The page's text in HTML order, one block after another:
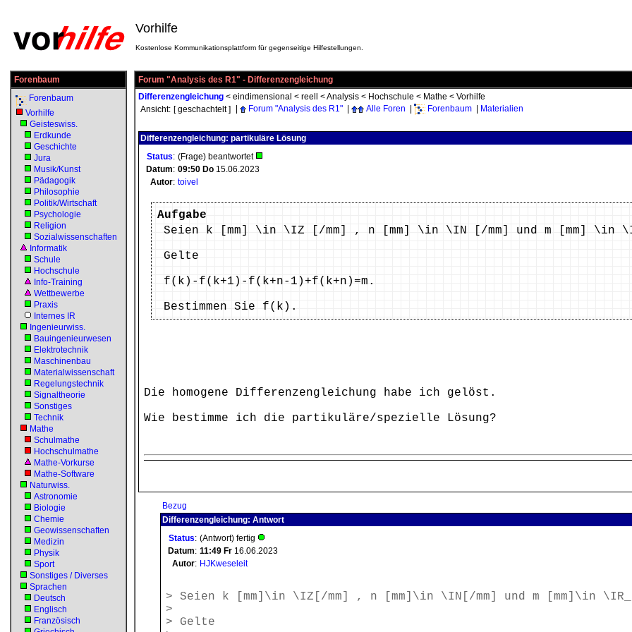
Vorhilfe
Kostenlose Kommunikationsplattform für gegenseitige Hilfestellungen.
Forenbaum
Forenbaum
Vorhilfe
Geisteswiss.
Erdkunde
Geschichte
Jura
Musik/Kunst
Pädagogik
Philosophie
Politik/Wirtschaft
Psychologie
Religion
Sozialwissenschaften
Informatik
Schule
Hochschule
Info-Training
Wettbewerbe
Praxis
Internes IR
Ingenieurwiss.
Bauingenieurwesen
Elektrotechnik
Maschinenbau
Materialwissenschaft
Regelungstechnik
Signaltheorie
Sonstiges
Technik
Mathe
Schulmathe
Hochschulmathe
Mathe-Vorkurse
Mathe-Software
Naturwiss.
Astronomie
Biologie
Chemie
Geowissenschaften
Medizin
Physik
Sport
Sonstiges / Diverses
Sprachen
Deutsch
Englisch
Französisch
Forum "Analysis des R1" - Differenzengleichung
Differenzengleichung < eindimensional < reell <Analysis < Hochschule < Mathe < Vorhilfe
Ansicht: [ geschachtelt ] Forum "Analysis des R1" Alle Foren Forenbaum Materialien
Differenzengleichung: partikuläre Lösung
Status: (Frage) beantwortet
Datum: 09:50 Do 15.06.2023
Autor: toivel
Aufgabe
Seien k [mm] \in \IZ [/mm] , n [mm] \in \IN [/mm] und m [mm] \in
Gelte
f(k)-f(k+1)-f(k+n-1)+f(k+n)=m.
Bestimmen Sie f(k).
Die homogene Differenzengleichung habe ich gelöst.
Wie bestimme ich die partikuläre/spezielle Lösung?
Bezug
Differenzengleichung: Antwort
Status: (Antwort) fertig
Datum: 11:49 Fr 16.06.2023
Autor: HJKweseleit
> Seien k [mm]\in \IZ[/mm] , n [mm]\in \IN[/mm] und m [mm]\in
>
> Gelte